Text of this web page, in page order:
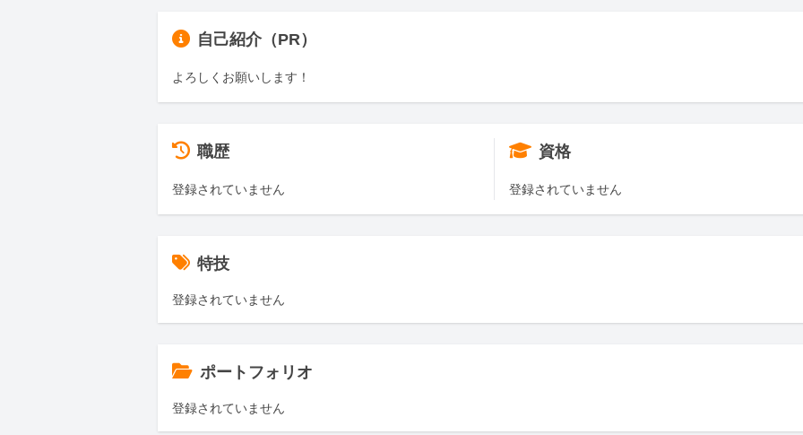
自己紹介（PR）
よろしくお願いします！
職歴
登録されていません
資格
登録されていません
特技
登録されていません
ポートフォリオ
登録されていません